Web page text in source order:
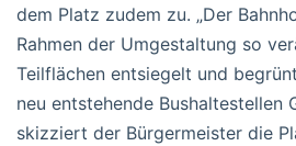
dem Platz zudem zu. „Der
Rahmen der Umgestaltung so
Teilflächen entsiegelt und
neu entstehende Bushaltestellen
skizziert der Bürgermeister die